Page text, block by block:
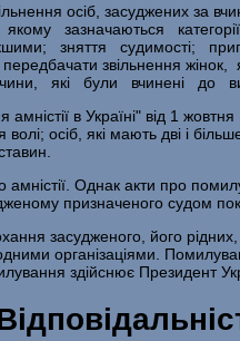
осіб, засуджених за
якому зазначаються
зняття судимості;
звільнення
які були вчинені до
амніс­тії в Україні" від 1
осіб, які мають дві і
Однак акти про
призначеного судом
засудженого, його
організаціями.
здійснює Пре­зидент